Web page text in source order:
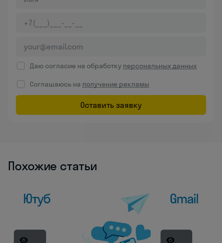
Даю согласие на обработку персональных данных
Соглашаюсь на получение рекламы
Оставить заявку
Похожие статьи